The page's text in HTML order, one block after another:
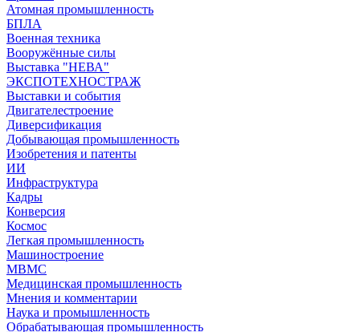
Атомная промышленность
БПЛА
Военная техника
Вооружённые силы
Выставка "НЕВА"
ЭКСПОТЕХНОСТРАЖ
Выставки и события
Двигателестроение
Диверсификация
Добывающая промышленность
Изобретения и патенты
ИИ
Инфраструктура
Кадры
Конверсия
Космос
Легкая промышленность
Машиностроение
МВМС
Медицинская промышленность
Мнения и комментарии
Наука и промышленность
Обрабатывающая промышленность